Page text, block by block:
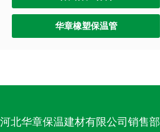
华章橡塑保温管
河北华章保温建材有限公司销售部